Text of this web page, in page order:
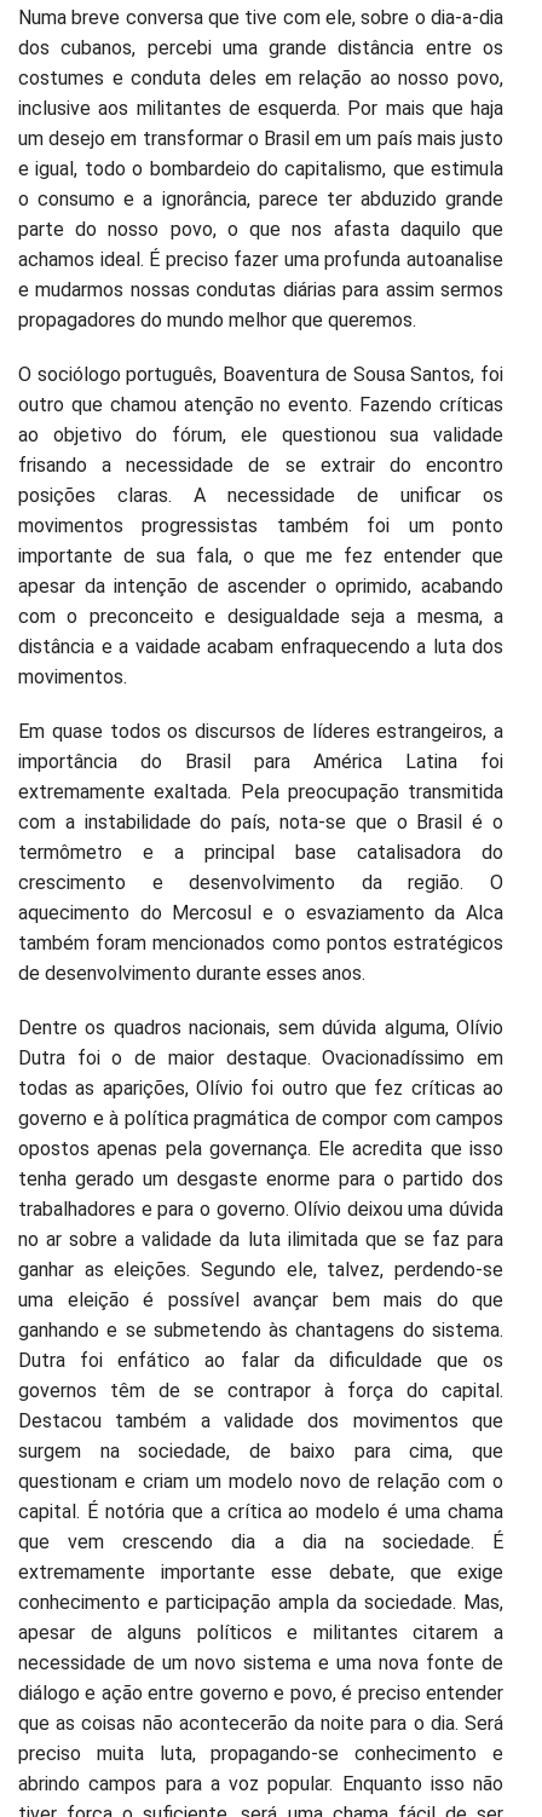
Numa breve conversa que tive com ele, sobre o dia-a-dia
dos cubanos, percebi uma grande distância entre os
costumes e conduta deles em relação ao nosso povo,
inclusive aos militantes de esquerda. Por mais que haja
um desejo em transformar o Brasil em um país mais justo
e igual, todo o bombardeio do capitalismo, que estimula
o consumo e a ignorância, parece ter abduzido grande
parte do nosso povo, o que nos afasta daquilo que
achamos ideal. É preciso fazer uma profunda autoanalise
e mudarmos nossas condutas diárias para assim sermos
propagadores do mundo melhor que queremos.
O sociólogo português, Boaventura de Sousa Santos, foi
outro que chamou atenção no evento. Fazendo críticas
ao objetivo do fórum, ele questionou sua validade
frisando a necessidade de se extrair do encontro
posições claras. A necessidade de unificar os
movimentos progressistas também foi um ponto
importante de sua fala, o que me fez entender que
apesar da intenção de ascender o oprimido, acabando
com o preconceito e desigualdade seja a mesma, a
distância e a vaidade acabam enfraquecendo a luta dos
movimentos.
Em quase todos os discursos de líderes estrangeiros, a
importância do Brasil para América Latina foi
extremamente exaltada. Pela preocupação transmitida
com a instabilidade do país, nota-se que o Brasil é o
termômetro e a principal base catalisadora do
crescimento e desenvolvimento da região. O
aquecimento do Mercosul e o esvaziamento da Alca
também foram mencionados como pontos estratégicos
de desenvolvimento durante esses anos.
Dentre os quadros nacionais, sem dúvida alguma, Olívio
Dutra foi o de maior destaque. Ovacionadíssimo em
todas as aparições, Olívio foi outro que fez críticas ao
governo e à política pragmática de compor com campos
opostos apenas pela governança. Ele acredita que isso
tenha gerado um desgaste enorme para o partido dos
trabalhadores e para o governo. Olívio deixou uma dúvida
no ar sobre a validade da luta ilimitada que se faz para
ganhar as eleições. Segundo ele, talvez, perdendo-se
uma eleição é possível avançar bem mais do que
ganhando e se submetendo às chantagens do sistema.
Dutra foi enfático ao falar da dificuldade que os
governos têm de se contrapor à força do capital.
Destacou também a validade dos movimentos que
surgem na sociedade, de baixo para cima, que
questionam e criam um modelo novo de relação com o
capital. É notória que a crítica ao modelo é uma chama
que vem crescendo dia a dia na sociedade. É
extremamente importante esse debate, que exige
conhecimento e participação ampla da sociedade. Mas,
apesar de alguns políticos e militantes citarem a
necessidade de um novo sistema e uma nova fonte de
diálogo e ação entre governo e povo, é preciso entender
que as coisas não acontecerão da noite para o dia. Será
preciso muita luta, propagando-se conhecimento e
abrindo campos para a voz popular. Enquanto isso não